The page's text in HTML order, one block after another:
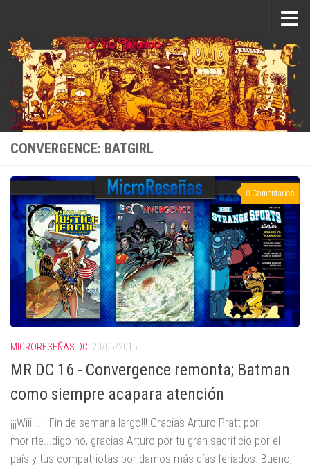
CONVERGENCE: BATGIRL
0 Comentarios
MICRORESEÑAS DC 20/05/2015
MR DC 16 - Convergence remonta; Batman
como siempre acapara atención
¡¡¡Wiiii!!! ¡¡¡Fin de semana largo!!! Gracias Arturo Pratt por
morirte...digo no, gracias Arturo por tu gran sacrificio por el
país y tus compatriotas por darnos más días feriados. Bueno,